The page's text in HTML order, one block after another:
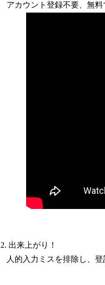
アカウント登録不要、無料
2. 出来上がり！
人的入力ミスを排除し、登